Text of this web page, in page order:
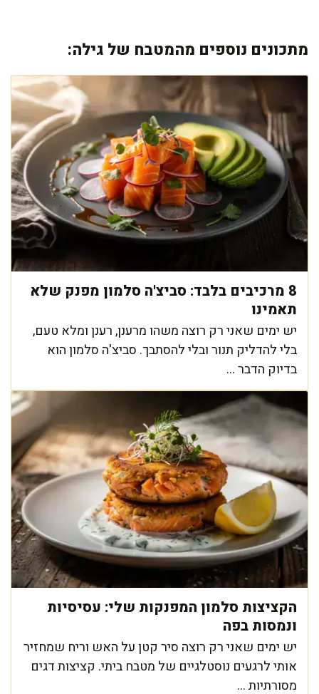
מתכונים נוספים מהמטבח של גילה:
8 מרכיבים בלבד: סביצ'ה סלמון מפנק שלא
תאמינו
יש ימים שאני רק רוצה משהו מרענן, רענן ומלא טעם,
בלי להדליק תנור ובלי להסתבך. סביצ'ה סלמון הוא
בדיוק הדבר ...
הקציצות סלמון המפנקות שלי: עסיסיות
ונמסות בפה
יש ימים שאני רק רוצה סיר קטן על האש וריח שמחזיר
אותי לרגעים נוסטלגיים של מטבח ביתי. קציצות דגים
מסורתיות ...